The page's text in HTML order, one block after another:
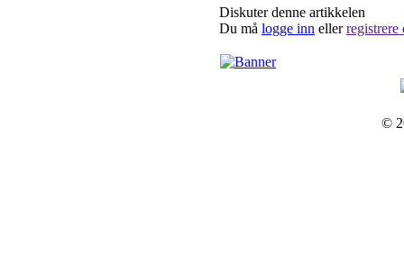
Diskuter denne artikkelen
Du må logge inn ellerregistrere
©